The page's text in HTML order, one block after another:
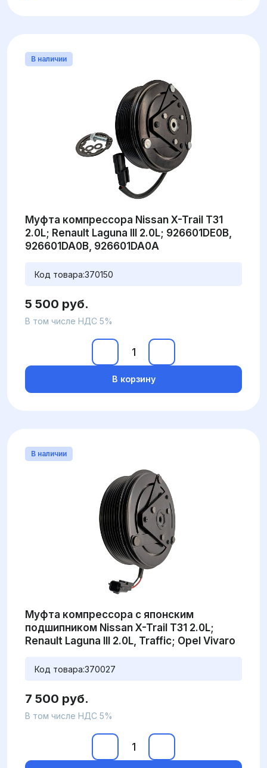
В наличии
Муфта компрессора Nissan X-Trail T31
2.0L; Renault Laguna III 2.0L; 926601DE0B,
926601DA0B, 926601DA0A
Код товара:370150
5 500 руб.
В том числе НДС 5%
В корзину
В наличии
Муфта компрессора с японским
подшипником Nissan X-Trail T31 2.0L;
Renault Laguna III 2.0L, Traffic; Opel Vivaro
Код товара:370027
7 500 руб.
В том числе НДС 5%